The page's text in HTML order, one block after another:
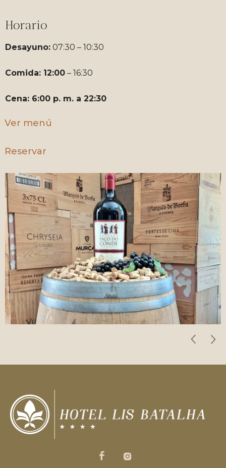
Horario
Desayuno: 07:30 – 10:30
Comida: 12:00 – 16:30
Cena: 6:00 p. m. a 22:30
Ver menú
Reservar